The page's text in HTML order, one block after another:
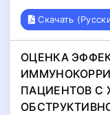
Скачать
ОЦЕНКА
ПАЦИЕНТОВ С